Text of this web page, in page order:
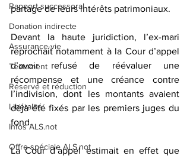
Rapport successoral
Donation indirecte
Assurance-vie
Testament
Réserve et réduction
Libéralité
Infos ALS.not
Offre spéciale ALS.not
partage de leurs intérêts patrimoniaux.
Devant la haute juridiction, l’ex-mari
reprochait notamment à la Cour d’appel
d’avoir refusé de réévaluer une
récompense et une créance contre
l’indivision, dont les montants avaient
déjà été fixés par les premiers juges du
fond.
La Cour d’appel estimait en effet que